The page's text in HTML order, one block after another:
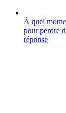
À quel
pour perdre
réponse